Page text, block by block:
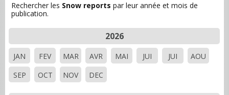
Rechercher les Snow reports par leur année et mois de
publication.
2026
JAN FEV MAR AVR MAI JUI JUI
AOU
SEP
OCT NOV DEC